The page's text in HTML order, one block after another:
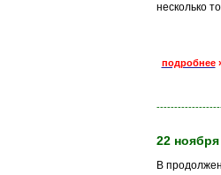
несколько
подробнее
22 ноября
В